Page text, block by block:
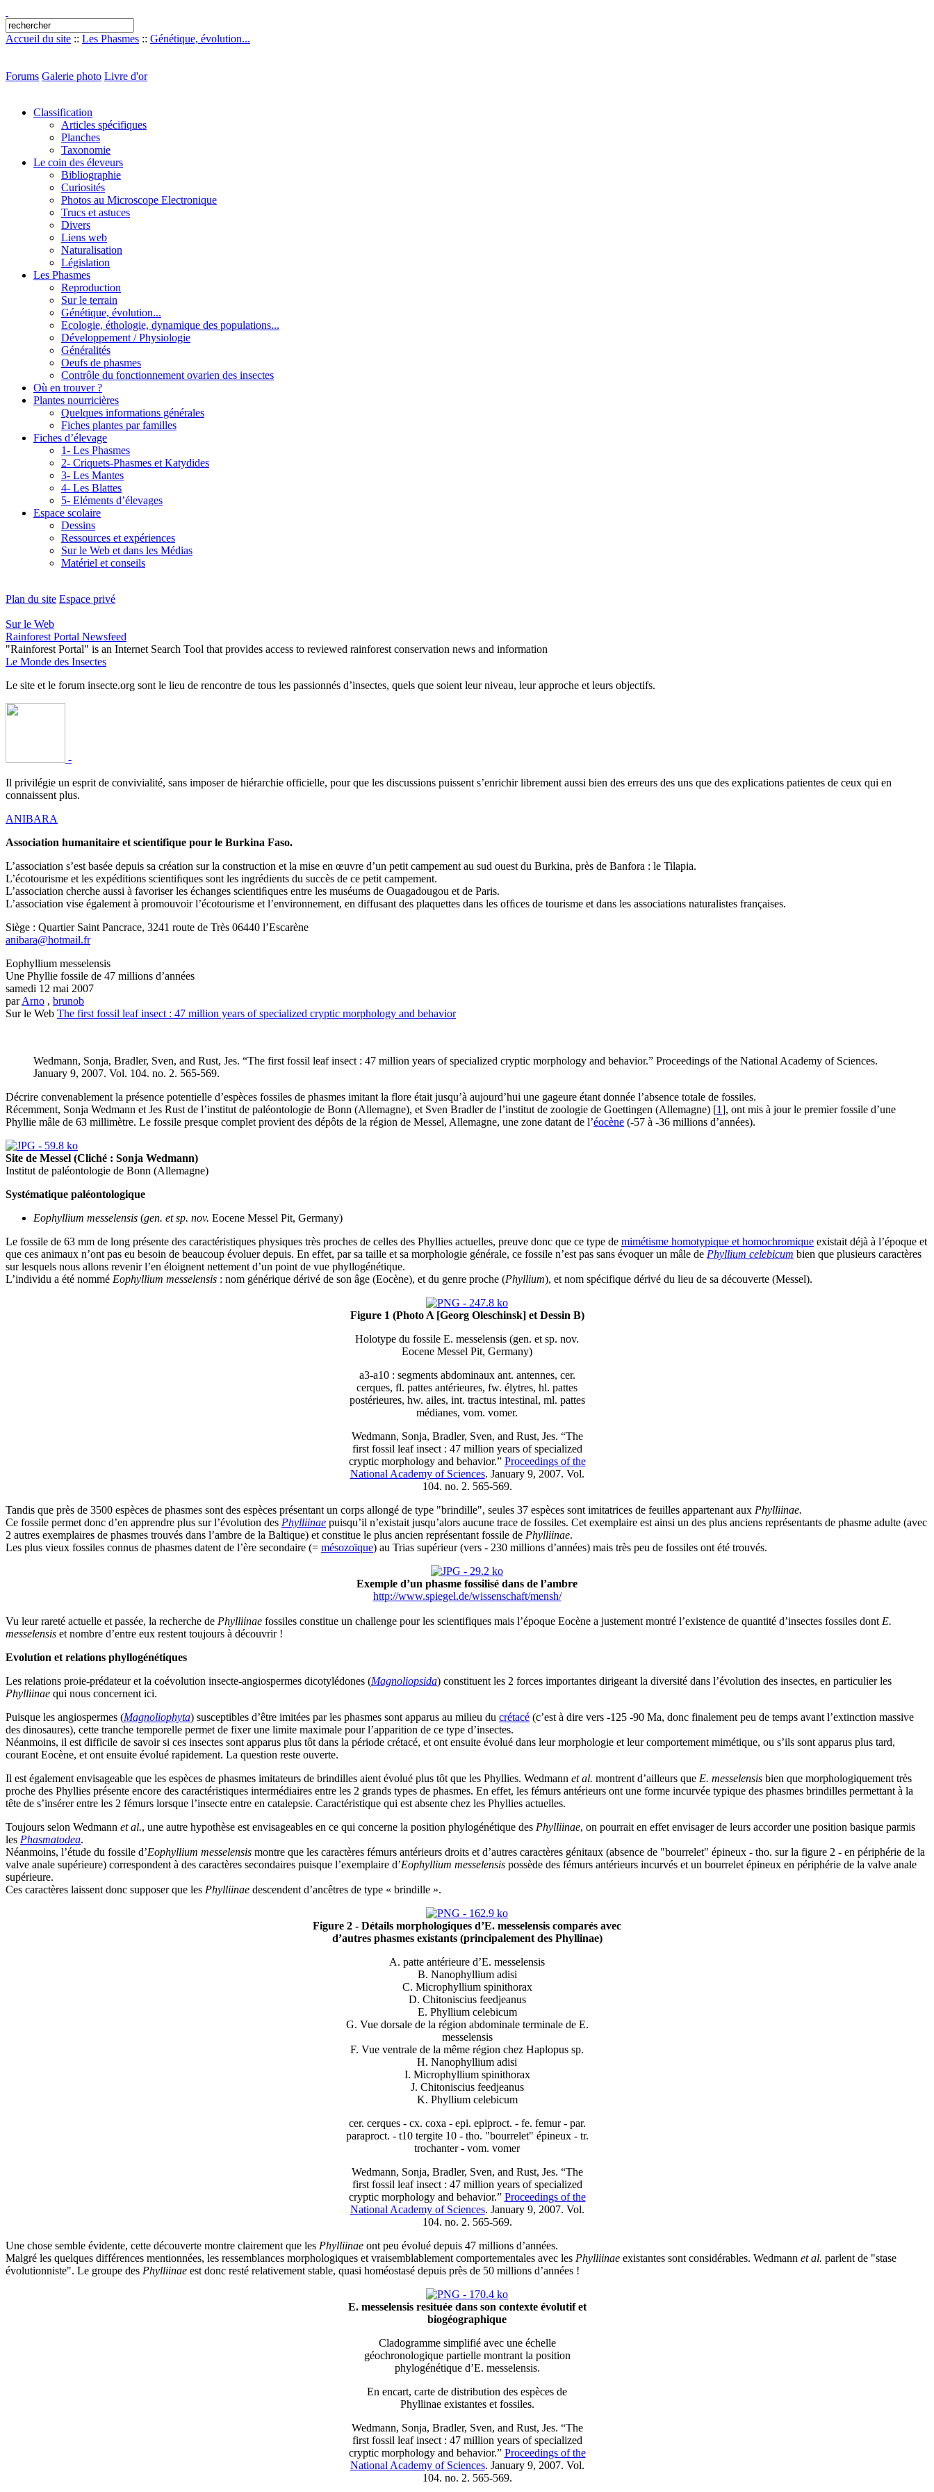
Accueil du site :: Les Phasmes :: Génétique, évolution...
Forums Galerie photo Livre d'or
Classification
Articles spécifiques
Planches
Taxonomie
Le coin des éleveurs
Bibliographie
Curiosités
Photos au Microscope Electronique
Trucs et astuces
Divers
Liens web
Naturalisation
Législation
Les Phasmes
Reproduction
Sur le terrain
Génétique, évolution...
Ecologie, éthologie, dynamique des populations...
Développement / Physiologie
Généralités
Oeufs de phasmes
Contrôle du fonctionnement ovarien des insectes
Où en trouver ?
Plantes nourricières
Quelques informations générales
Fiches plantes par familles
Fiches d’élevage
1- Les Phasmes
2- Criquets-Phasmes et Katydides
3- Les Mantes
4- Les Blattes
5- Eléments d’élevages
Espace scolaire
Dessins
Ressources et expériences
Sur le Web et dans les Médias
Matériel et conseils
Plan du site Espace privé
Sur le Web
Rainforest Portal Newsfeed
"Rainforest Portal" is an Internet Search Tool that provides access to reviewed rainforest conservation news and information
Le Monde des Insectes
Le site et le forum insecte.org sont le lieu de rencontre de tous les passionnés d’insectes, quels que soient leur niveau, leur approche et leurs objectifs.
-
Il privilégie un esprit de convivialité, sans imposer de hiérarchie officielle, pour que les discussions puissent s’enrichir librement aussi bien des erreurs des uns que des explications patientes de ceux qui en
connaissent plus.
ANIBARA
Association humanitaire et scientifique pour le Burkina Faso.
L’association s’est basée depuis sa création sur la construction et la mise en œuvre d’un petit campement au sud ouest du Burkina, près de Banfora : le Tilapia.
L’écotourisme et les expéditions scientiﬁques sont les ingrédients du succès de ce petit campement.
L’association cherche aussi à favoriser les échanges scientiﬁques entre les muséums de Ouagadougou et de Paris.
L’association vise également à promouvoir l’écotourisme et l’environnement, en diffusant des plaquettes dans les ofﬁces de tourisme et dans les associations naturalistes françaises.
Siège : Quartier Saint Pancrace, 3241 route de Très 06440 l’Escarène
anibara@hotmail.fr
Eophyllium messelensis
Une Phyllie fossile de 47 millions d’années
samedi 12 mai 2007
parArno , brunob
Sur le Web The first fossil leaf insect : 47 million years of specialized cryptic morphology and behavior
Wedmann, Sonja, Bradler, Sven, and Rust, Jes. “The first fossil leaf insect : 47 million years of specialized cryptic morphology and behavior.” Proceedings of the National Academy of Sciences.
January 9, 2007. Vol. 104. no. 2. 565-569.
Décrire convenablement la présence potentielle d’espèces fossiles de phasmes imitant la flore était jusqu’à aujourd’hui une gageure étant donnée l’absence totale de fossiles.
Récemment, Sonja Wedmann et Jes Rust de l’institut de paléontologie de Bonn (Allemagne), et Sven Bradler de l’institut de zoologie de Goettingen (Allemagne) [1], ont mis à jour le premier fossile d’une
Phyllie mâle de 63 millimètre. Le fossile presque complet provient des dépôts de la région de Messel, Allemagne, une zone datant de l’éocène (-57 à -36 millions d’années).
Site de Messel (Cliché : Sonja Wedmann)
Institut de paléontologie de Bonn (Allemagne)
Systématique paléontologique
Eophyllium messelensis (gen. et sp. nov. Eocene Messel Pit, Germany)
Le fossile de 63 mm de long présente des caractéristiques physiques très proches de celles des Phyllies actuelles, preuve donc que ce type de mimétisme homotypique et homochromique existait déjà à l’époque et
que ces animaux n’ont pas eu besoin de beaucoup évoluer depuis. En effet, par sa taille et sa morphologie générale, ce fossile n’est pas sans évoquer un mâle de Phyllium celebicum bien que plusieurs caractères
sur lesquels nous allons revenir l’en éloignent nettement d’un point de vue phyllogénétique.
L’individu a été nommé Eophyllium messelensis : nom générique dérivé de son âge (Eocène), et du genre proche (Phyllium), et nom spécifique dérivé du lieu de sa découverte (Messel).
Figure 1 (Photo A [Georg Oleschinsk] et Dessin B)
Holotype du fossile E. messelensis (gen. et sp. nov.
Eocene Messel Pit, Germany)
a3-a10 : segments abdominaux ant. antennes, cer.
cerques, fl. pattes antérieures, fw. élytres, hl. pattes
postérieures, hw. ailes, int. tractus intestinal, ml. pattes
médianes, vom. vomer.
Wedmann, Sonja, Bradler, Sven, and Rust, Jes. “The
first fossil leaf insect : 47 million years of specialized
cryptic morphology and behavior.” Proceedings of the
National Academy of Sciences. January 9, 2007. Vol.
104. no. 2. 565-569.
Tandis que près de 3500 espèces de phasmes sont des espèces présentant un corps allongé de type "brindille", seules 37 espèces sont imitatrices de feuilles appartenant aux Phylliinae.
Ce fossile permet donc d’en apprendre plus sur l’évolution des Phylliinae puisqu’il n’existait jusqu’alors aucune trace de fossiles. Cet exemplaire est ainsi un des plus anciens représentants de phasme adulte (avec
2 autres exemplaires de phasmes trouvés dans l’ambre de la Baltique) et constitue le plus ancien représentant fossile de Phylliinae.
Les plus vieux fossiles connus de phasmes datent de l’ère secondaire (= mésozoïque) au Trias supérieur (vers - 230 millions d’années) mais très peu de fossiles ont été trouvés.
Exemple d’un phasme fossilisé dans de l’ambre
http://www.spiegel.de/wissenschaft/mensh/
Vu leur rareté actuelle et passée, la recherche de Phylliinae fossiles constitue un challenge pour les scientifiques mais l’époque Eocène a justement montré l’existence de quantité d’insectes fossiles dont E.
messelensis et nombre d’entre eux restent toujours à découvrir !
Evolution et relations phyllogénétiques
Les relations proie-prédateur et la coévolution insecte-angiospermes dicotylédones (Magnoliopsida) constituent les 2 forces importantes dirigeant la diversité dans l’évolution des insectes, en particulier les
Phylliinae qui nous concernent ici.
Puisque les angiospermes (Magnoliophyta) susceptibles d’être imitées par les phasmes sont apparus au milieu du crétacé (c’est à dire vers -125 -90 Ma, donc finalement peu de temps avant l’extinction massive
des dinosaures), cette tranche temporelle permet de fixer une limite maximale pour l’apparition de ce type d’insectes.
Néanmoins, il est difficile de savoir si ces insectes sont apparus plus tôt dans la période crétacé, et ont ensuite évolué dans leur morphologie et leur comportement mimétique, ou s’ils sont apparus plus tard,
courant Eocène, et ont ensuite évolué rapidement. La question reste ouverte.
Il est également envisageable que les espèces de phasmes imitateurs de brindilles aient évolué plus tôt que les Phyllies. Wedmann et al. montrent d’ailleurs que E. messelensis bien que morphologiquement très
proche des Phyllies présente encore des caractéristiques intermédiaires entre les 2 grands types de phasmes. En effet, les fémurs antérieurs ont une forme incurvée typique des phasmes brindilles permettant à la
tête de s’insérer entre les 2 fémurs lorsque l’insecte entre en catalepsie. Caractéristique qui est absente chez les Phyllies actuelles.
Toujours selon Wedmann et al., une autre hypothèse est envisageables en ce qui concerne la position phylogénétique des Phylliinae, on pourrait en effet envisager de leurs accorder une position basique parmis
les Phasmatodea.
Néanmoins, l’étude du fossile d’Eophyllium messelensis montre que les caractères fémurs antérieurs droits et d’autres caractères génitaux (absence de "bourrelet" épineux - tho. sur la figure 2 - en périphérie de la
valve anale supérieure) correspondent à des caractères secondaires puisque l’exemplaire d’Eophyllium messelensis possède des fémurs antérieurs incurvés et un bourrelet épineux en périphérie de la valve anale
supérieure.
Ces caractères laissent donc supposer que les Phylliinae descendent d’ancêtres de type « brindille ».
Figure 2 - Détails morphologiques d’E. messelensis comparés avec
d’autres phasmes existants (principalement des Phyllinae)
A. patte antérieure d’E. messelensis
B. Nanophyllium adisi
C. Microphyllium spinithorax
D. Chitoniscius feedjeanus
E. Phyllium celebicum
G. Vue dorsale de la région abdominale terminale de E.
messelensis
F. Vue ventrale de la même région chez Haplopus sp.
H. Nanophyllium adisi
I. Microphyllium spinithorax
J. Chitoniscius feedjeanus
K. Phyllium celebicum
cer. cerques - cx. coxa - epi. epiproct. - fe. femur - par.
paraproct. - t10 tergite 10 - tho. "bourrelet" épineux - tr.
trochanter - vom. vomer
Wedmann, Sonja, Bradler, Sven, and Rust, Jes. “The
first fossil leaf insect : 47 million years of specialized
cryptic morphology and behavior.” Proceedings of the
National Academy of Sciences. January 9, 2007. Vol.
104. no. 2. 565-569.
Une chose semble évidente, cette découverte montre clairement que les Phylliinae ont peu évolué depuis 47 millions d’années.
Malgré les quelques différences mentionnées, les ressemblances morphologiques et vraisemblablement comportementales avec les Phylliinae existantes sont considérables. Wedmann et al. parlent de "stase
évolutionniste". Le groupe des Phylliinae est donc resté relativement stable, quasi homéostasé depuis près de 50 millions d’années !
E. messelensis resituée dans son contexte évolutif et
biogéographique
Cladogramme simplifié avec une échelle
géochronologique partielle montrant la position
phylogénétique d’E. messelensis.
En encart, carte de distribution des espèces de
Phyllinae existantes et fossiles.
Wedmann, Sonja, Bradler, Sven, and Rust, Jes. “The
first fossil leaf insect : 47 million years of specialized
cryptic morphology and behavior.” Proceedings of the
National Academy of Sciences. January 9, 2007. Vol.
104. no. 2. 565-569.